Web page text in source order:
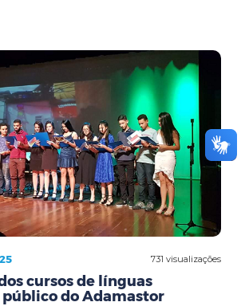
731 visualizações
cursos de línguas
do Adamastor